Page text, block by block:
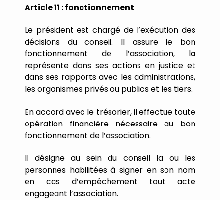
Article11 :fonctionnement
Le président est chargé de l’exécution des
décisions
du conseil. Il assure le
bon
fonctionnement
de l’association,
la
représente dans ses actions en justice et
dans ses rapports avec les administrations,
lesorganismes privésou publicset les tiers.
Enaccordavec le trésorier,ileffectue toute
opération
financière nécessaire au
bon
fonctionnement de l’association.
Il désigne au sein du conseil la ou les
personnes habilitées à signer en son nom
en
cas d’empêchement tout
acte
engageant l’association.